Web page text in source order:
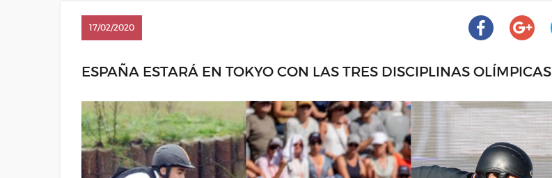
17/02/2020
ESPAÑA ESTARÁ EN TOKYO CON LAS TRES DISCIPLINAS OLÍMPICAS